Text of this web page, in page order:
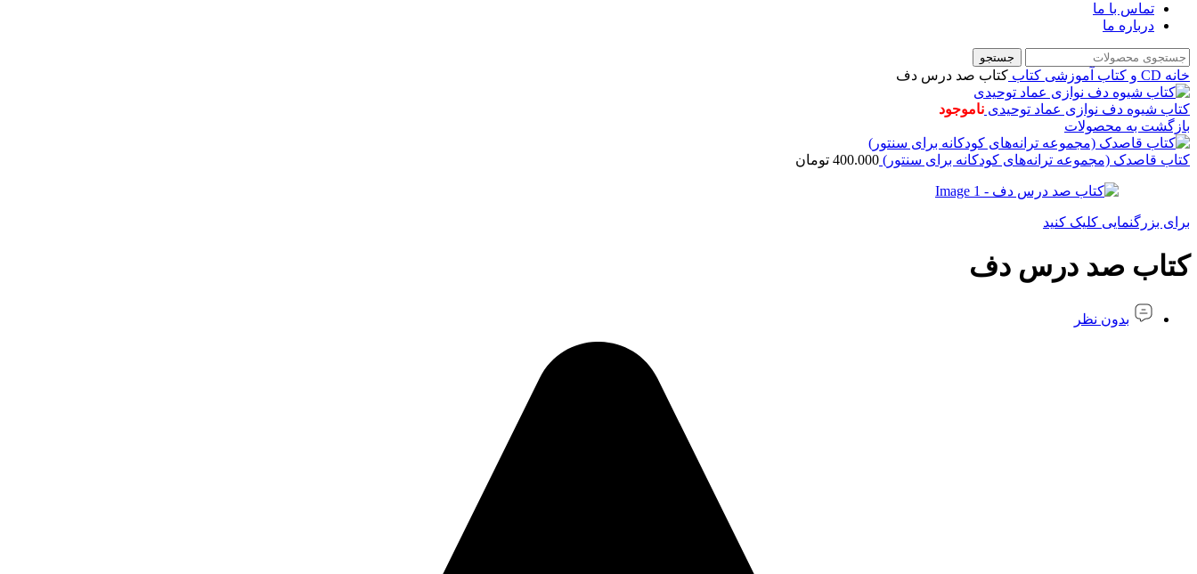
تماس با ما
درباره ما
جستجو
خانه CD و کتاب آموزشی کتاب کتاب صد درس دف
کتاب شیوه دف نوازی عماد توحیدی ناموجود
بازگشت به محصولات
کتاب قاصدک (مجموعه ترانه‌های کودکانه برای سنتور) 400.000 تومان
برای بزرگنمایی کلیک کنید
کتاب صد درس دف
بدون نظر